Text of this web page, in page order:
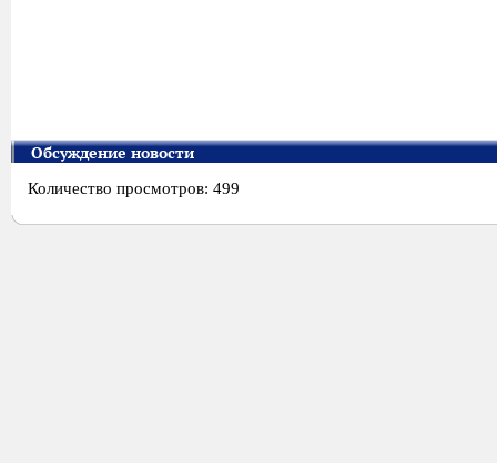
Обсуждение новости
Количество просмотров: 499